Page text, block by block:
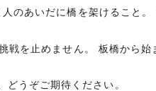
のあいだに橋を架けること
戦を止めません。 板橋から
うぞご期待ください。